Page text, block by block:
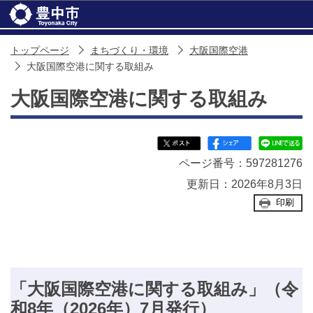
トップページ まちづくり・環境
大阪国際空港
大阪国際空港に関する取組み
大阪国際空港に関する取組み
ページ番号：597281276
更新日：2026年8月3日
印刷
「大阪国際空港に関する取組み」（令
和8年（2026年）7月発行）